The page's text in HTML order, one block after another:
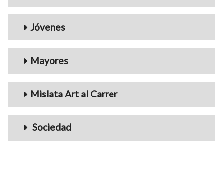
Jóvenes
Mayores
Mislata Art al Carrer
Sociedad